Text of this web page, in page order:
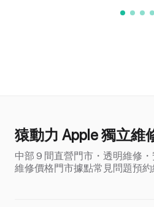
猿動力 Apple 獨立維
中部 9 間直營門市・透明維修
維修價格門市據點常見問題預